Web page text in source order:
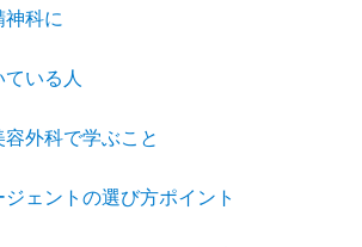
神科に
いる人
外科で学ぶこと
ェントの選び方ポイント